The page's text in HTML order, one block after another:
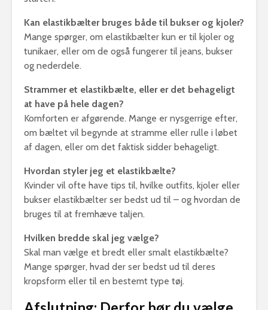
Kan elastikbælter bruges både til bukser og kjoler?
Mange spørger, om elastikbælter kun er til kjoler og
tunikaer, eller om de også fungerer til jeans, bukser
og nederdele.
Strammer et elastikbælte, eller er det behageligt
at have på hele dagen?
Komforten er afgørende. Mange er nysgerrige efter,
om bæltet vil begynde at stramme eller rulle i løbet
af dagen, eller om det faktisk sidder behageligt.
Hvordan styler jeg et elastikbælte?
Kvinder vil ofte have tips til, hvilke outfits, kjoler eller
bukser elastikbælter ser bedst ud til – og hvordan de
bruges til at fremhæve taljen.
Hvilken bredde skal jeg vælge?
Skal man vælge et bredt eller smalt elastikbælte?
Mange spørger, hvad der ser bedst ud til deres
kropsform eller til en bestemt type tøj.